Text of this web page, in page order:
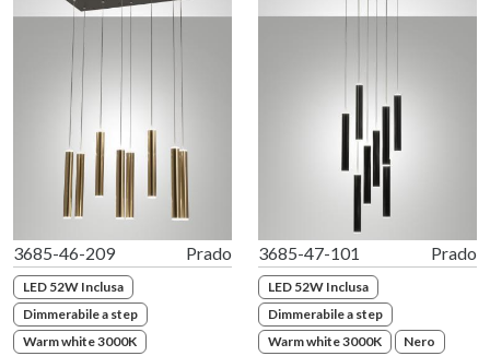
3685-46-209 Prado
LED 52W Inclusa
Dimmerabile a step
Warm white 3000K
3685-47-101 Prado
LED 52W Inclusa
Dimmerabile a step
Warm white 3000K
Nero